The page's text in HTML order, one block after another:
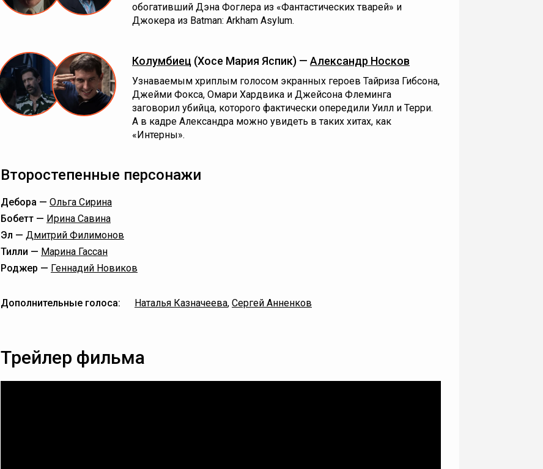
обогативший Дэна Фоглера из «Фантастических тварей» и
Джокера из Batman: Arkham Asylum.
Колумбиец (Хосе Мария Яспик) — Александр Носков
Узнаваемым хриплым голосом экранных героев Тайриза Гибсона,
Джейми Фокса, Омари Хардвика и Джейсона Флеминга
заговорил убийца, которого фактически опередили Уилл и Терри.
А в кадре Александра можно увидеть в таких хитах, как
«Интерны».
Второстепенные персонажи
Дебора — Ольга Сирина
Бобетт — Ирина Савина
Эл — Дмитрий Филимонов
Тилли — Марина Гассан
Роджер — Геннадий Новиков
Дополнительные голоса: Наталья Казначеева, Сергей Анненков
Трейлер фильма